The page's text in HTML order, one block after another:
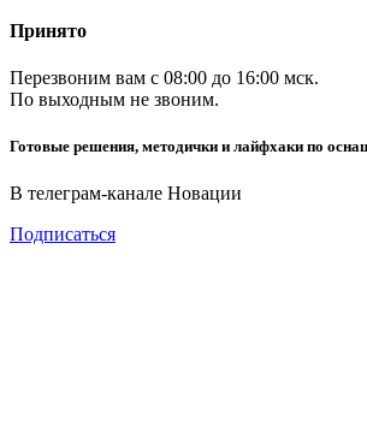
Принято
Перезвоним вам с 08:00 до 16:00 мск.
По выходным не звоним.
Готовые решения, методички и лайфхаки по
В телеграм-канале Новации
Подписаться